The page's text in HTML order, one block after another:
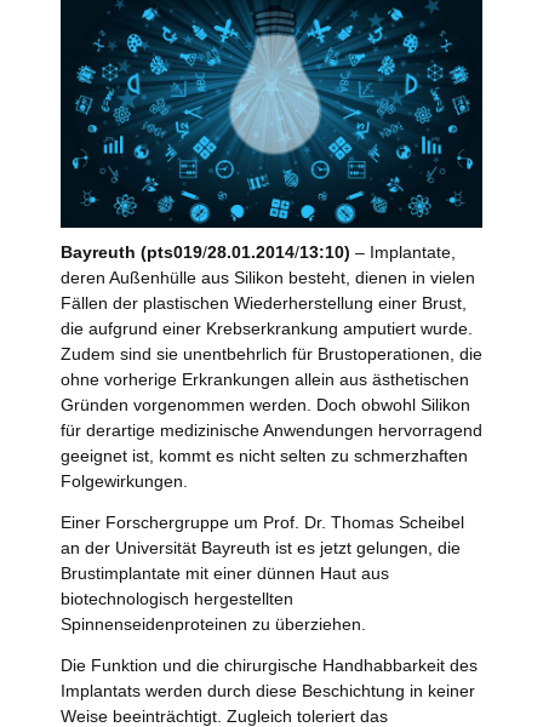
Bayreuth (pts019/28.01.2014/13:10) – Implantate,
deren Außenhülle aus Silikon besteht, dienen in vielen
Fällen der plastischen Wiederherstellung einer Brust,
die aufgrund einer Krebserkrankung amputiert wurde.
Zudem sind sie unentbehrlich für Brustoperationen, die
ohne vorherige Erkrankungen allein aus ästhetischen
Gründen vorgenommen werden. Doch obwohl Silikon
für derartige medizinische Anwendungen hervorragend
geeignet ist, kommt es nicht selten zu schmerzhaften
Folgewirkungen.
Einer Forschergruppe um Prof. Dr. Thomas Scheibel
an der Universität Bayreuth ist es jetzt gelungen, die
Brustimplantate mit einer dünnen Haut aus
biotechnologisch hergestellten
Spinnenseidenproteinen zu überziehen.
Die Funktion und die chirurgische Handhabbarkeit des
Implantats werden durch diese Beschichtung in keiner
Weise beeinträchtigt. Zugleich toleriert das